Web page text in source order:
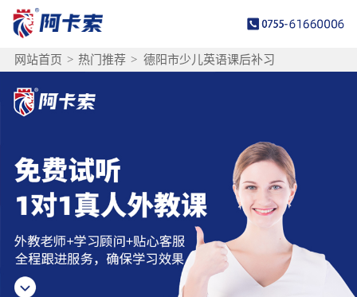
网站首页 > 热门推荐 > 德阳市少儿英语课后补习